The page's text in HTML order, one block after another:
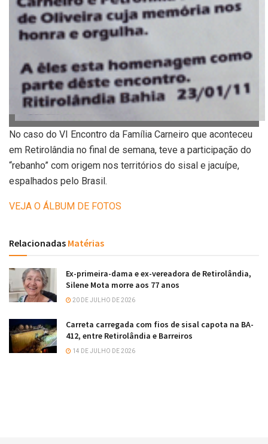
No caso do VI Encontro da Família Carneiro que aconteceu
em Retirolândia no final de semana, teve a participação do
“rebanho” com origem nos territórios do sisal e jacuípe,
espalhados pelo Brasil.
VEJA O ÁLBUM DE FOTOS
Relacionadas Matérias
Ex-primeira-dama e ex-vereadora de Retirolândia,
Silene Mota morre aos 77 anos
20 DE JULHO DE 2026
Carreta carregada com fios de sisal capota na BA-
412, entre Retirolândia e Barreiros
14 DE JULHO DE 2026